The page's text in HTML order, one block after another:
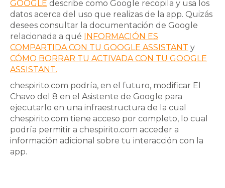
GOOGLE describe como Google recopila y usa los
datos acerca del uso que realizas de la app. Quizás
desees consultar la documentación de Google
relacionada a qué INFORMACIÓN ES
COMPARTIDA CON TU GOOGLE ASSISTANT y
CÓMO BORRAR TU ACTIVADA CON TU GOOGLE
ASSISTANT.
chespirito.com podría, en el futuro, modificar El
Chavo del 8 en el Asistente de Google para
ejecutarlo en una infraestructura de la cual
chespirito.com tiene acceso por completo, lo cual
podría permitir a chespirito.com acceder a
información adicional sobre tu interacción con la
app.